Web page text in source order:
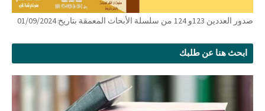
صدور العددين 123و 124 من سلسلة الأبحاث المعمقة بتاريخ 01/09/2024
ابحث هنا عن طلبك